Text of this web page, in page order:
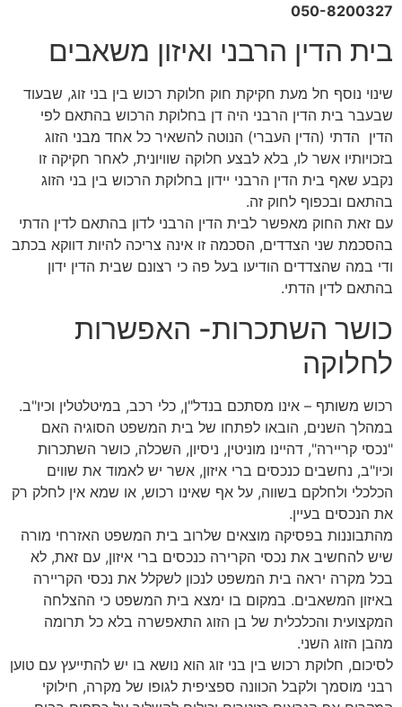
050-8200327
בית הדין הרבני ואיזון משאבים
שינוי נוסף חל מעת חקיקת חוק חלוקת רכוש בין בני זוג, שבעוד
שבעבר בית הדין הרבני היה דן בחלוקת הרכוש בהתאם לפי
הדין הדתי (הדין העברי) הנוטה להשאיר כל אחד מבני הזוג
בזכויותיו אשר לו, בלא לבצע חלוקה שוויונית, לאחר חקיקה זו
נקבע שאף בית הדין הרבני יידון בחלוקת הרכוש בין בני הזוג
בהתאם ובכפוף לחוק זה.
עם זאת החוק מאפשר לבית הדין הרבני לדון בהתאם לדין הדתי
בהסכמת שני הצדדים, הסכמה זו אינה צריכה להיות דווקא בכתב
ודי במה שהצדדים הודיעו בעל פה כי רצונם שבית הדין ידון
בהתאם לדין הדתי.
כושר השתכרות- האפשרות
לחלוקה
רכוש משותף – אינו מסתכם בנדל"ן, כלי רכב, במיטלטלין וכיו"ב.
במהלך השנים, הובאו לפתחו של בית המשפט הסוגיה האם
"נכסי קריירה", דהיינו מוניטין, ניסיון, השכלה, כושר השתכרות
וכיו"ב, נחשבים כנכסים ברי איזון, אשר יש לאמוד את שווים
הכלכלי ולחלקם בשווה, על אף שאינו רכוש, או שמא אין לחלק רק
את הנכסים בעיין.
מהתבוננות בפסיקה מוצאים שלרוב בית המשפט האזרחי מורה
שיש להחשיב את נכסי הקרירה כנכסים ברי איזון, עם זאת, לא
בכל מקרה יראה בית המשפט לנכון לשקלל את נכסי הקריירה
באיזון המשאבים. במקום בו ימצא בית המשפט כי ההצלחה
המקצועית והכלכלית של בן הזוג התאפשרה בלא כל תרומה
מהבן הזוג השני.
לסיכום, חלוקת רכוש בין בני זוג הוא נושא בו יש להתייעץ עם טוען
רבני מוסמך ולקבל הכוונה ספציפית לגופו של מקרה, חילוקי